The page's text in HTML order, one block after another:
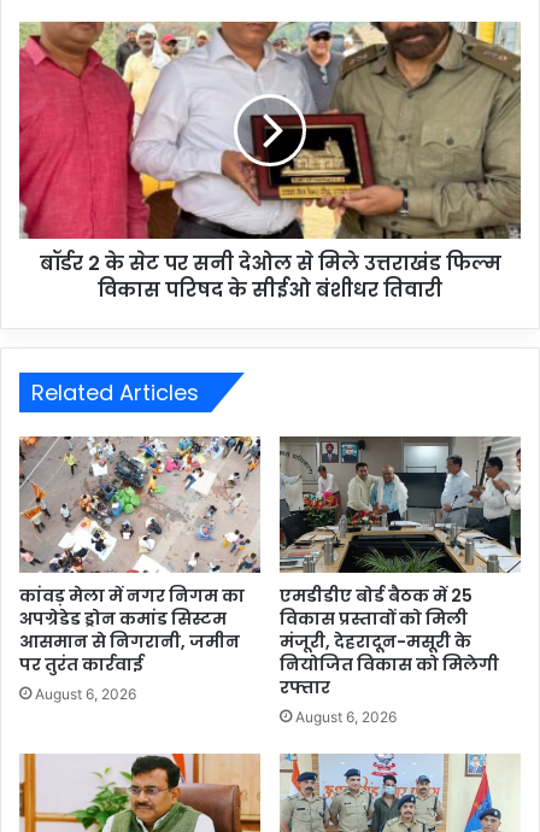
बॉर्डर 2 के सेट पर सनी देओल से मिले उत्तराखंड फिल्म
विकास परिषद के सीईओ बंशीधर तिवारी
Related Articles
कांवड़ मेला में नगर निगम का
अपग्रेडेड ड्रोन कमांड सिस्टम
आसमान से निगरानी, जमीन
पर तुरंत कार्रवाई
August 6, 2026
एमडीडीए बोर्ड बैठक में 25
विकास प्रस्तावों को मिली
मंजूरी, देहरादून-मसूरी के
नियोजित विकास को मिलेगी
रफ्तार
August 6, 2026